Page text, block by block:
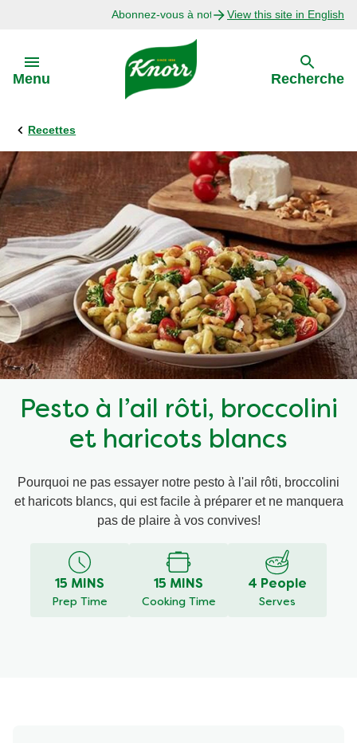
Abonnez-vous à notre infolettreView this site in English
Menu
Précédent
Explorer
Recettes avec Bouillon
Recettes par Ingrédient
Recettes par Occasion
Recettes par Type de Plat
Recherche
Recettes
Pesto à l’ail rôti, broccolini
et haricots blancs
Pourquoi ne pas essayer notre pesto à l'ail rôti, broccolini
et haricots blancs, qui est facile à préparer et ne manquera
pas de plaire à vos convives!
15 MINS
Prep Time
15 MINS
Cooking Time
4 People
Serves